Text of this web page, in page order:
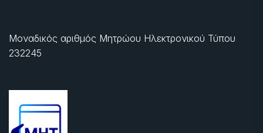
Μοναδικός αριθμός Μητρώου Ηλεκτρονικού Τύπου
232245